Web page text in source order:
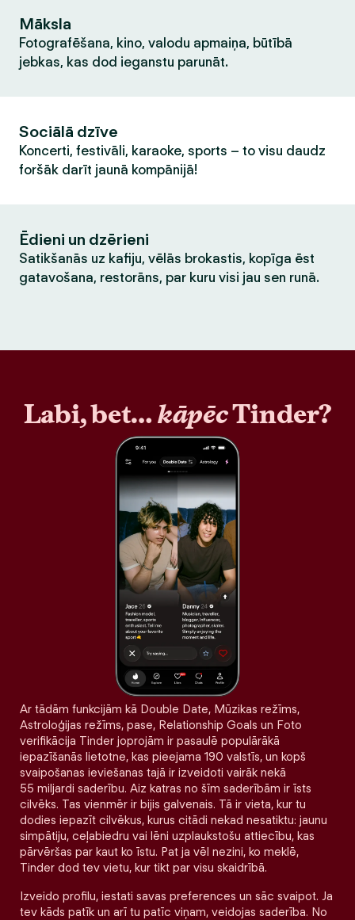
Māksla
Fotografēšana, kino, valodu apmaiņa, būtībā
jebkas, kas dod ieganstu parunāt.
Sociālā dzīve
Koncerti, festivāli, karaoke, sports – to visu daudz
foršāk darīt jaunā kompānijā!
Ēdieni un dzērieni
Satikšanās uz kafiju, vēlās brokastis, kopīga ēst
gatavošana, restorāns, par kuru visi jau sen runā.
Labi, bet…kāpēcTinder?
Ar tādām funkcijām kā Double Date, Mūzikas režīms,
Astroloģijas režīms, pase, Relationship Goals un Foto
verifikācija Tinder joprojām ir pasaulē populārākā
iepazīšanās lietotne, kas pieejama 190 valstīs, un kopš
svaipošanas ieviešanas tajā ir izveidoti vairāk nekā
55 miljardi saderību. Aiz katras no šīm saderībām ir īsts
cilvēks. Tas vienmēr ir bijis galvenais. Tā ir vieta, kur tu
dodies iepazīt cilvēkus, kurus citādi nekad nesatiktu: jaunu
simpātiju, ceļabiedru vai lēni uzplaukstošu attiecību, kas
pārvēršas par kaut ko īstu. Pat ja vēl nezini, ko meklē,
Tinder dod tev vietu, kur tikt par visu skaidrībā.
Izveido profilu, iestati savas preferences un sāc svaipot. Ja
tev kāds patīk un arī tu patīc viņam, veidojas saderība. No